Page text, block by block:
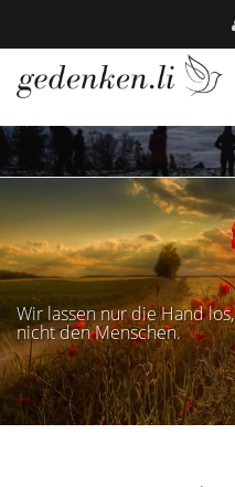
Wir lassen nur die Hand los,
nicht den Menschen.